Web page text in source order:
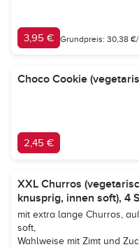
3,95 € Grundpreis: 30,38
Choco Cookie
2,45 €
XXL Churros
knusprig, innen soft), 4
mit extra lange Churros,
soft,
Wahlweise mit Zimt und